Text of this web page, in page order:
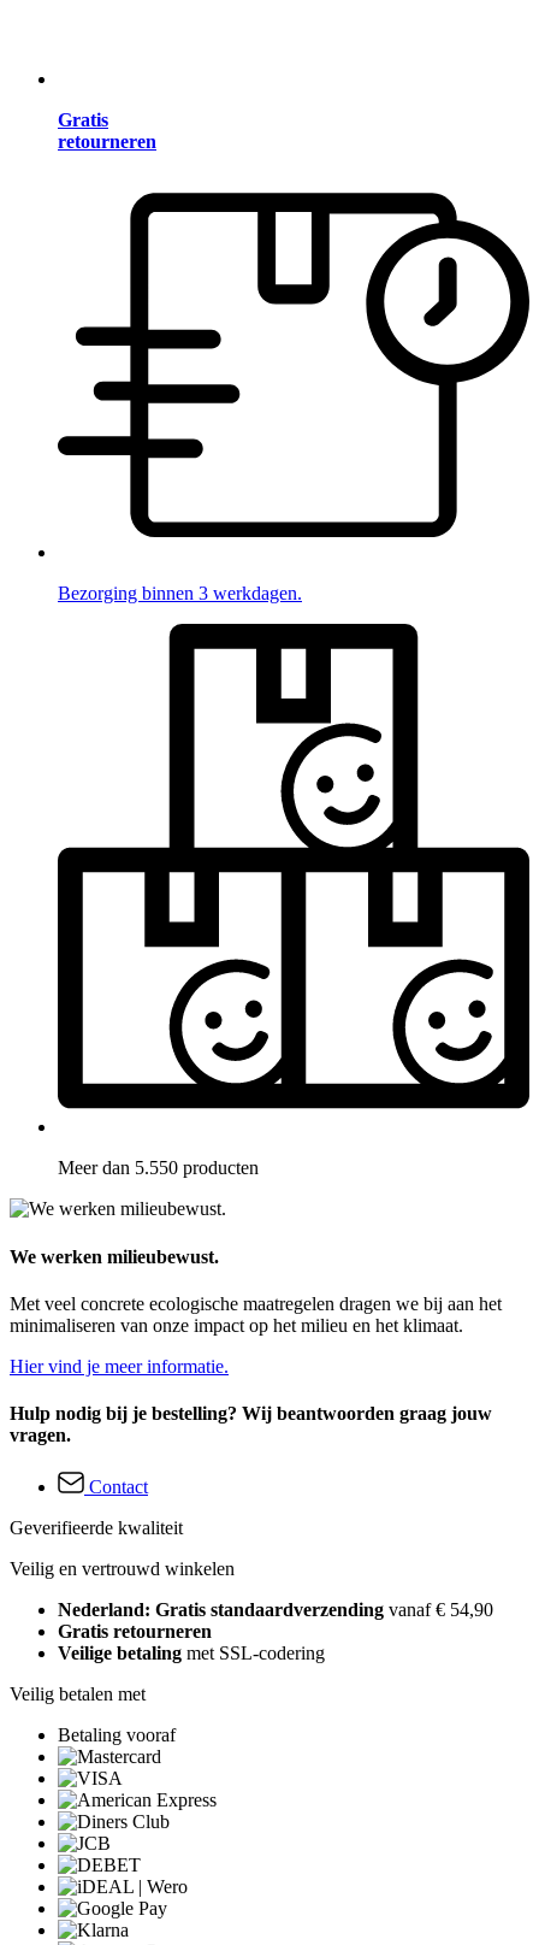
Gratis
retourneren
Bezorging binnen 3 werkdagen.
Meer dan 5.550 producten
We werken milieubewust.
Met veel concrete ecologische maatregelen dragen we bij aan het
minimaliseren van onze impact op het milieu en het klimaat.
Hier vind je meer informatie.
Hulp nodig bij je bestelling? Wij beantwoorden graag jouw
vragen.
Contact
Geverifieerde kwaliteit
Veilig en vertrouwd winkelen
Nederland: Gratis standaardverzending vanaf € 54,90
Gratis retourneren
Veilige betaling met SSL-codering
Veilig betalen met
Betaling vooraf